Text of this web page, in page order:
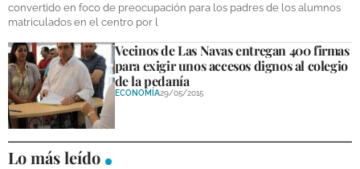
OPINIÓN
VENTANA CIUDADANA
CÓRDOBA
PROVINCIA
SUBBÉTICA HOY
convertido en foco de preocupación para los padres de los alumnos
matriculados en el centro por l
Vecinos de Las Navas entregan 400 firmas
para exigir unos accesos dignos al colegio
de la pedanía
ECONOMÍA29/05/2015
Lo más leído